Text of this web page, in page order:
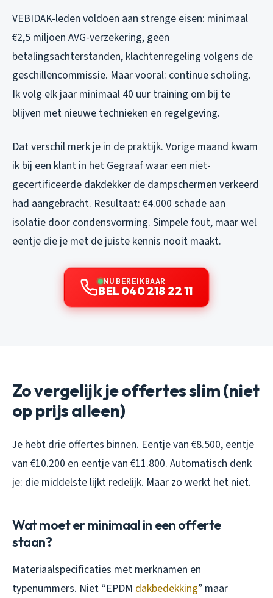
VEBIDAK-leden voldoen aan strenge eisen: minimaal
€2,5 miljoen AVG-verzekering, geen
betalingsachterstanden, klachtenregeling volgens de
geschillencommissie. Maar vooral: continue scholing.
Ik volg elk jaar minimaal 40 uur training om bij te
blijven met nieuwe technieken en regelgeving.
Dat verschil merk je in de praktijk. Vorige maand kwam
ik bij een klant in het Gegraaf waar een niet-
gecertificeerde dakdekker de dampschermen verkeerd
had aangebracht. Resultaat: €4.000 schade aan
isolatie door condensvorming. Simpele fout, maar wel
eentje die je met de juiste kennis nooit maakt.
NU BEREIKBAAR
BEL 040 218 22 11
Zo vergelijk je offertes slim (niet
op prijs alleen)
Je hebt drie offertes binnen. Eentje van €8.500, eentje
van €10.200 en eentje van €11.800. Automatisch denk
je: die middelste lijkt redelijk. Maar zo werkt het niet.
Wat moet er minimaal in een offerte
staan?
Materiaalspecificaties met merknamen en
typenummers. Niet “EPDM dakbedekking” maar